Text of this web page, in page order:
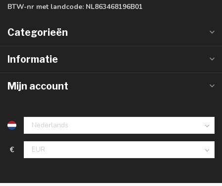
BTW-nr met landcode: NL863468196B01
Categorieën
Informatie
Mijn account
€